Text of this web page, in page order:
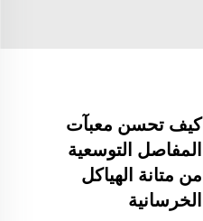
كيف تحسن معبآت
المفاصل التوسعية
من متانة الهياكل
الخرسانية